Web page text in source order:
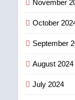
November
October
September
August 2024
July 2024